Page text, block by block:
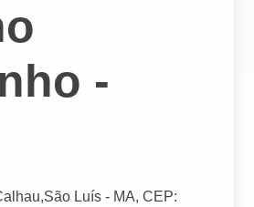
-
São Luís - MA, CEP: